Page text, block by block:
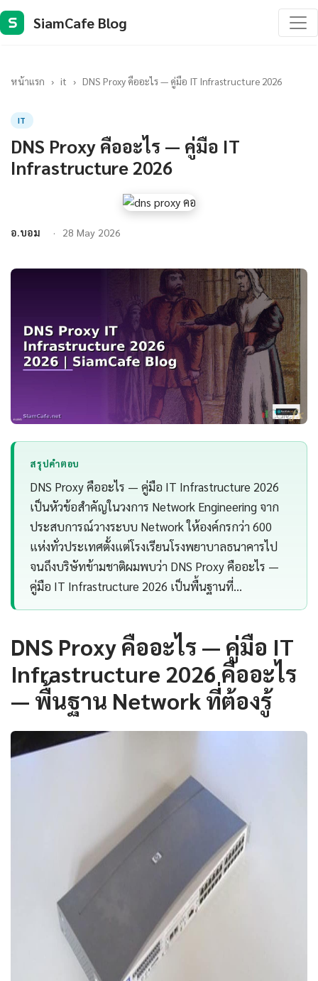
S SiamCafe Blog
หน้าแรก › it › DNS Proxy คืออะไร — คู่มือ IT Infrastructure 2026
IT
DNS Proxy คืออะไร — คู่มือ IT
Infrastructure 2026
อ.บอม 28 May 2026
สรุปคำตอบ
DNS Proxy คืออะไร — คู่มือ IT Infrastructure 2026
เป็นหัวข้อสำคัญในวงการ Network Engineering จาก
ประสบการณ์วางระบบ Network ให้องค์กรกว่า 600
แห่งทั่วประเทศตั้งแต่โรงเรียนโรงพยาบาลธนาคารไป
จนถึงบริษัทข้ามชาติผมพบว่า DNS Proxy คืออะไร —
คู่มือ IT Infrastructure 2026 เป็นพื้นฐานที่…
DNS Proxy คืออะไร — คู่มือ IT
Infrastructure 2026 คืออะไร
— พื้นฐาน Network ที่ต้องรู้